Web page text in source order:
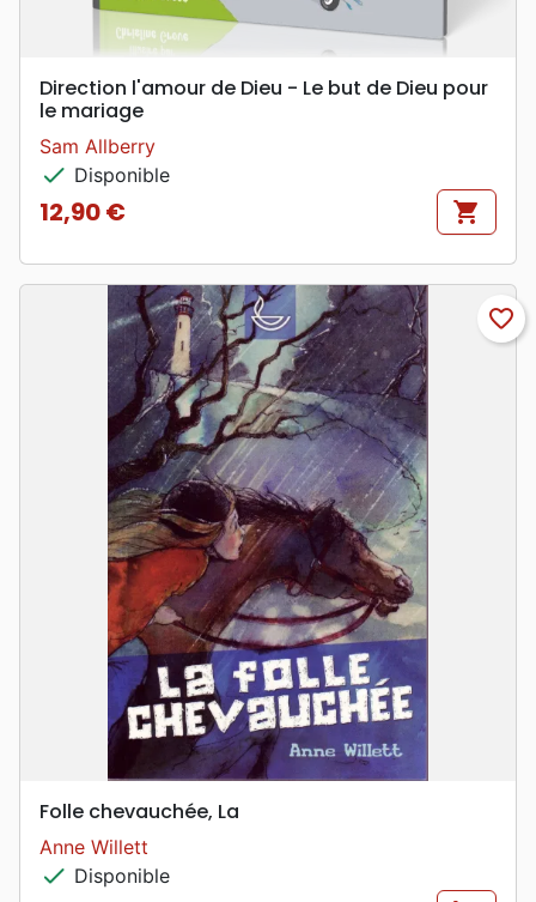
Direction l'amour de Dieu - Le but de Dieu pour
le mariage
Sam Allberry
check Disponible
Prix
12,90 € shopping_cart
favorite_border
Folle chevauchée, La
Anne Willett
check Disponible